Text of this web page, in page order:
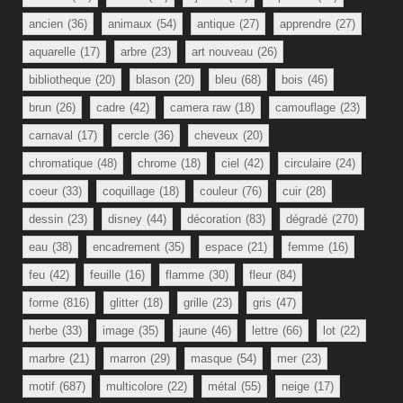
ancien (36) animaux (54) antique (27) apprendre (27)
aquarelle (17) arbre (23) art nouveau (26)
bibliotheque (20) blason (20) bleu (68) bois (46)
brun (26) cadre (42) camera raw (18) camouflage (23)
carnaval (17) cercle (36) cheveux (20)
chromatique (48) chrome (18) ciel (42) circulaire (24)
coeur (33) coquillage (18) couleur (76) cuir (28)
dessin (23) disney (44) décoration (83) dégradé (270)
eau (38) encadrement (35) espace (21) femme (16)
feu (42) feuille (16) flamme (30) fleur (84)
forme (816) glitter (18) grille (23) gris (47)
herbe (33) image (35) jaune (46) lettre (66) lot (22)
marbre (21) marron (29) masque (54) mer (23)
motif (687) multicolore (22) métal (55) neige (17)